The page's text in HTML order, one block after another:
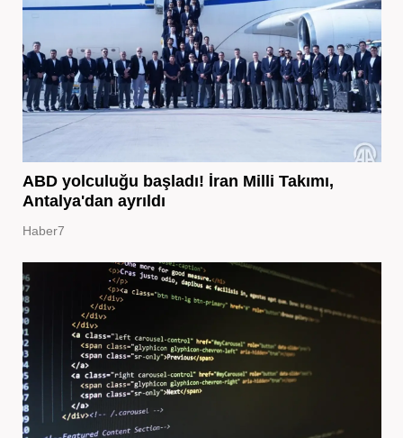
ABD yolculuğu başladı! İran Milli Takımı,
Antalya'dan ayrıldı
Haber7